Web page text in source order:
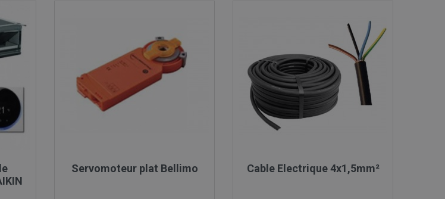
Servomoteur plat Bellimo Cable Electrique 4x1,5mm²